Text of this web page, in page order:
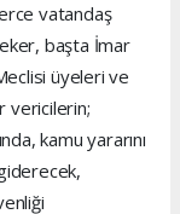
vatandaş
başta İmar
üyeleri ve
vericilerin;
kamu yararını